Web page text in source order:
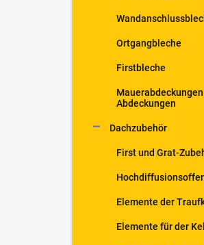
Ortgangbleche
Firstbleche
Abdeckungen
Dachzubehör
First und Grat-
Elemente der
Elemente für der